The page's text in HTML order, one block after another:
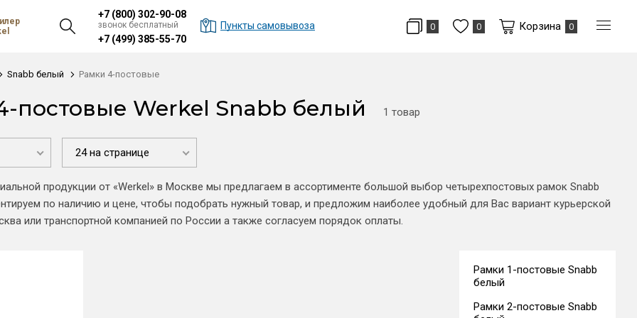
+7 (800) 302-90-08
звонок бесплатный
+7 (499) 385-55-70
Пункты самовывоза 0 0 Корзина 0
Snabb белый Рамки 4-постовые
постовые Werkel Snabb белый 1 товар
24 на странице
продукции от «Werkel» в Москве мы предлагаем в ассортименте большой выбор четырехпостовых рамок Snabb
по наличию и цене, чтобы подобрать нужный товар, и предложим наиболее удобный для Вас вариант курьерской
или транспортной компанией по России а также согласуем порядок оплаты.
Рамки 1-постовые Snabb
белый
Рамки 2-постовые Snabb